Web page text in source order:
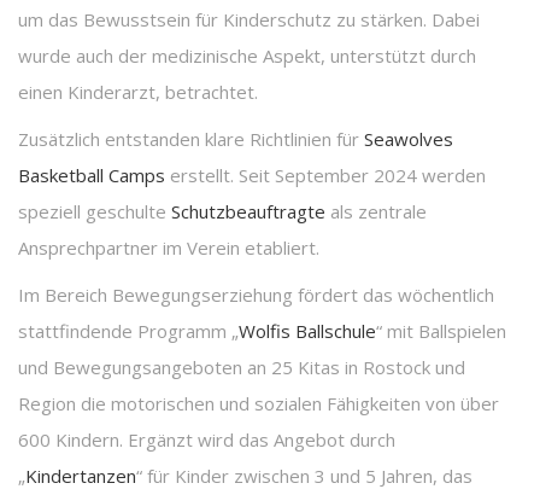
um das Bewusstsein für Kinderschutz zu stärken. Dabei
wurde auch der medizinische Aspekt, unterstützt durch
einen Kinderarzt, betrachtet.
Zusätzlich entstanden klare Richtlinien für Seawolves
Basketball Camps erstellt. Seit September 2024 werden
speziell geschulte Schutzbeauftragte als zentrale
Ansprechpartner im Verein etabliert.
Im Bereich Bewegungserziehung fördert das wöchentlich
stattfindende Programm „Wolfis Ballschule“ mit Ballspielen
und Bewegungsangeboten an 25 Kitas in Rostock und
Region die motorischen und sozialen Fähigkeiten von über
600 Kindern. Ergänzt wird das Angebot durch
„Kindertanzen“ für Kinder zwischen 3 und 5 Jahren, das